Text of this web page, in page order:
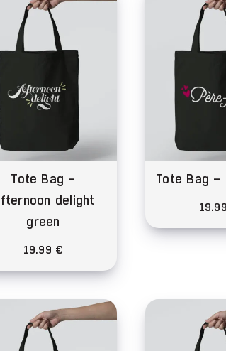
Tote Bag –
delight
green
19.99 €
Ce
a
plusieurs
Tote Bag
19.99